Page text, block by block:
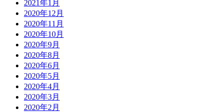
2021年1月
2020年12月
2020年11月
2020年10月
2020年9月
2020年8月
2020年6月
2020年5月
2020年4月
2020年3月
2020年2月